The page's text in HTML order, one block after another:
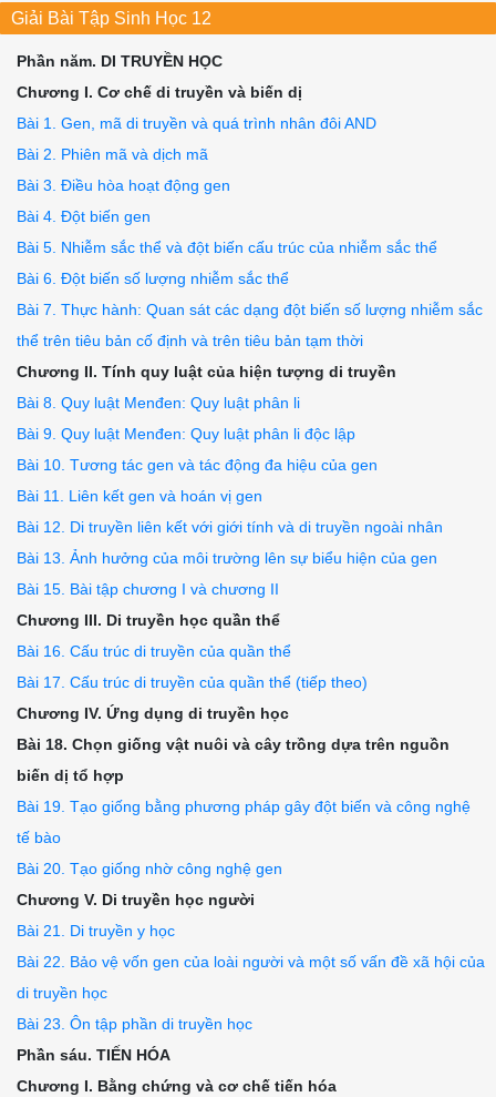
Giải Bài Tập Sinh Học 12
Phần năm. DI TRUYỀN HỌC
Chương I. Cơ chế di truyền và biến dị
Bài 1. Gen, mã di truyền và quá trình nhân đôi AND
Bài 2. Phiên mã và dịch mã
Bài 3. Điều hòa hoạt động gen
Bài 4. Đột biến gen
Bài 5. Nhiễm sắc thể và đột biến cấu trúc của nhiễm sắc thể
Bài 6. Đột biến số lượng nhiễm sắc thể
Bài 7. Thực hành: Quan sát các dạng đột biến số lượng nhiễm sắc
thể trên tiêu bản cố định và trên tiêu bản tạm thời
Chương II. Tính quy luật của hiện tượng di truyền
Bài 8. Quy luật Menđen: Quy luật phân li
Bài 9. Quy luật Menđen: Quy luật phân li độc lập
Bài 10. Tương tác gen và tác động đa hiệu của gen
Bài 11. Liên kết gen và hoán vị gen
Bài 12. Di truyền liên kết với giới tính và di truyền ngoài nhân
Bài 13. Ảnh hưởng của môi trường lên sự biểu hiện của gen
Bài 15. Bài tập chương I và chương II
Chương III. Di truyền học quần thể
Bài 16. Cấu trúc di truyền của quần thể
Bài 17. Cấu trúc di truyền của quần thể (tiếp theo)
Chương IV. Ứng dụng di truyền học
Bài 18. Chọn giống vật nuôi và cây trồng dựa trên nguồn
biến dị tổ hợp
Bài 19. Tạo giống bằng phương pháp gây đột biến và công nghệ
tế bào
Bài 20. Tạo giống nhờ công nghệ gen
Chương V. Di truyền học người
Bài 21. Di truyền y học
Bài 22. Bảo vệ vốn gen của loài người và một số vấn đề xã hội của
di truyền học
Bài 23. Ôn tập phần di truyền học
Phần sáu. TIẾN HÓA
Chương I. Bằng chứng và cơ chế tiến hóa